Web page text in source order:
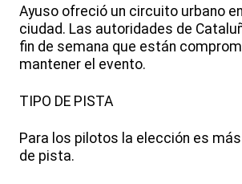
Ayuso ofreció un circuito urbano
ciudad. Las autoridades de
fin de semana que están
mantener el evento.
TIPO DE PISTA
Para los pilotos la elección es
de pista.